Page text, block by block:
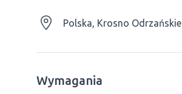
Polska, Krosno Odrzańskie
Wymagania